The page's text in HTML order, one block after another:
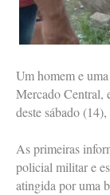
Um homem e
Mercado Central,
deste sábado
As primeiras
policial militar e
atingida por uma